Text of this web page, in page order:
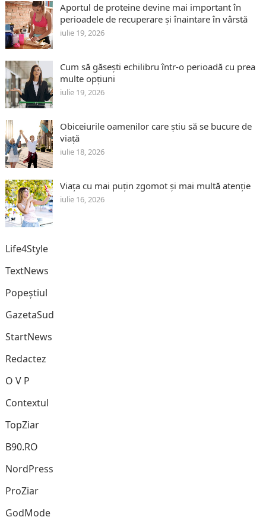
Aportul de proteine devine mai important în
perioadele de recuperare și înaintare în vârstă
iulie 19, 2026
Cum să găsești echilibru într-o perioadă cu prea
multe opțiuni
iulie 19, 2026
Obiceiurile oamenilor care știu să se bucure de
viață
iulie 18, 2026
Viața cu mai puțin zgomot și mai multă atenție
iulie 16, 2026
Life4Style
TextNews
Popeștiul
GazetaSud
StartNews
Redactez
O V P
Contextul
TopZiar
B90.RO
NordPress
ProZiar
GodMode